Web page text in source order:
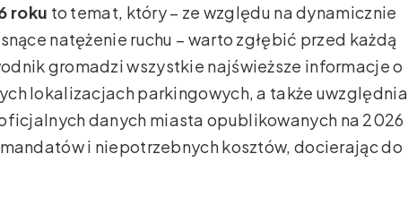
roku to temat, który – ze względu na dynamicznie
natężenie ruchu – warto zgłębić przed każdą
gromadzi wszystkie najświeższe informacje o
lokalizacjach parkingowych, a także uwzględnia
danych miasta opublikowanych na 2026
i niepotrzebnych kosztów, docierając do